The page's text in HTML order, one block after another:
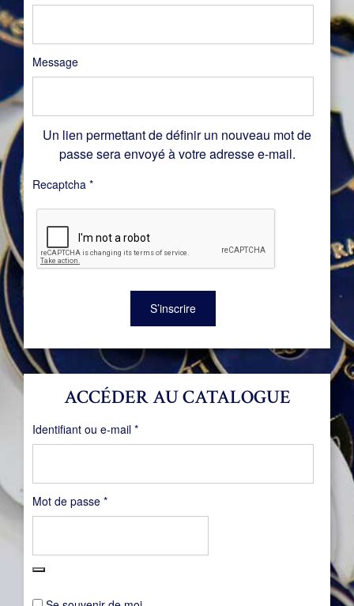
ACCÉDER AU CATALOGUE
Identifiant ou e-mail *Obligatoire
Mot de passe *Obligatoire
Message
Un lien permettant de définir un nouveau mot de
passe sera envoyé à votre adresse e-mail.
Recaptcha *
S’inscrire